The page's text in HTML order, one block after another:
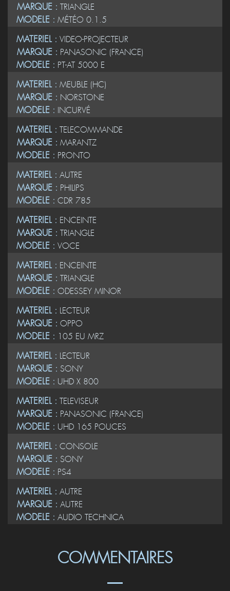
MARQUE : TRIANGLE
MODELE : MÉTÉO 0.1.5
MATERIEL : VIDEO-PROJECTEUR
MARQUE : PANASONIC (FRANCE)
MODELE : PT-AT 5000 E
MATERIEL : MEUBLE (HC)
MARQUE : NORSTONE
MODELE : INCURVÉ
MATERIEL : TELECOMMANDE
MARQUE : MARANTZ
MODELE : PRONTO
MATERIEL : AUTRE
MARQUE : PHILIPS
MODELE : CDR 785
MATERIEL : ENCEINTE
MARQUE : TRIANGLE
MODELE : VOCE
MATERIEL : ENCEINTE
MARQUE : TRIANGLE
MODELE : ODESSEY MINOR
MATERIEL : LECTEUR
MARQUE : OPPO
MODELE : 105 EU MRZ
MATERIEL : LECTEUR
MARQUE : SONY
MODELE : UHD X 800
MATERIEL : TELEVISEUR
MARQUE : PANASONIC (FRANCE)
MODELE : UHD 165 POUCES
MATERIEL : CONSOLE
MARQUE : SONY
MODELE : PS4
MATERIEL : AUTRE
MARQUE : AUTRE
MODELE : AUDIO TECHNICA
COMMENTAIRES